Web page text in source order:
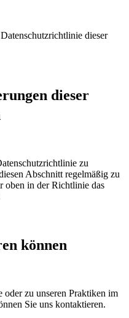
dieser
dieser
zu
Abschnitt regelmäßig zu
oben in der Richtlinie das
können
oder zu unseren Praktiken im
Sie uns kontaktieren.